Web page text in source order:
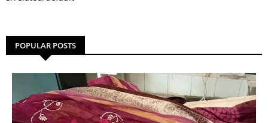
POPULAR POSTS